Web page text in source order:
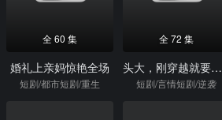
全 60 集
婚礼上亲妈惊艳全场
短剧/都市短剧/重生
全 72 集
头大，刚穿越就要高考
短剧/言情短剧/逆袭